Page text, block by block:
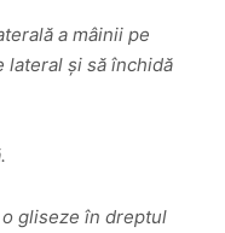
a mâinii pe
lateral și să închidă
gliseze în dreptul